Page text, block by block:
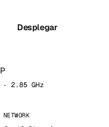
Desplegar
2.85 GHz
NETWORK